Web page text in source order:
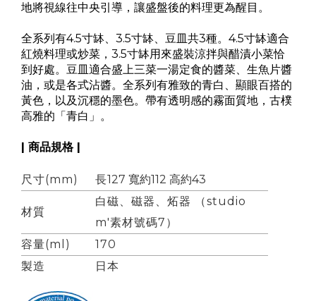
地將視線往中央引導，讓盛盤後的料理更為醒目。
全系列有4.5寸缽、3.5寸缽、豆皿共3種。4.5寸缽適合
紅燒料理或炒菜，3.5寸缽用來盛裝涼拌與醋漬小菜恰
到好處。豆皿適合盛上三菜一湯定食的醬菜、生魚片醬
油，或是各式沾醬。全系列有雅致的青白、顯眼百搭的
黃色，以及沉穩的墨色。帶有透明感的霧面質地，古樸
高雅的「青白」。
| 商品規格 |
尺寸(mm) 長127 寬約112 高約43
材質
白磁、磁器、炻器 （studio
m'素材號碼7）
容量(ml)
170
製造
日本